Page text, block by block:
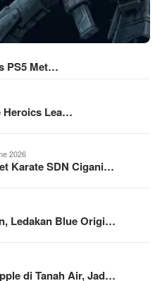
PS5 Met…
Heroics Lea…
2026
Karate SDN Cigani…
Ledakan Blue Origi…
di Tanah Air, Jad…